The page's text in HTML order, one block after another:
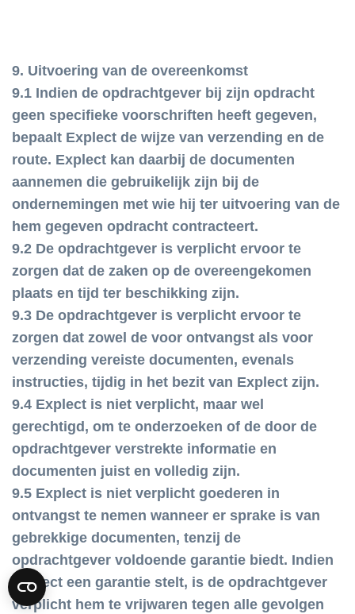
9. Uitvoering van de overeenkomst
9.1 Indien de opdrachtgever bij zijn opdracht
geen specifieke voorschriften heeft gegeven,
bepaalt Explect de wijze van verzending en de
route. Explect kan daarbij de documenten
aannemen die gebruikelijk zijn bij de
ondernemingen met wie hij ter uitvoering van de
hem gegeven opdracht contracteert.
9.2 De opdrachtgever is verplicht ervoor te
zorgen dat de zaken op de overeengekomen
plaats en tijd ter beschikking zijn.
9.3 De opdrachtgever is verplicht ervoor te
zorgen dat zowel de voor ontvangst als voor
verzending vereiste documenten, evenals
instructies, tijdig in het bezit van Explect zijn.
9.4 Explect is niet verplicht, maar wel
gerechtigd, om te onderzoeken of de door de
opdrachtgever verstrekte informatie en
documenten juist en volledig zijn.
9.5 Explect is niet verplicht goederen in
ontvangst te nemen wanneer er sprake is van
gebrekkige documenten, tenzij de
opdrachtgever voldoende garantie biedt. Indien
Explect een garantie stelt, is de opdrachtgever
verplicht hem te vrijwaren tegen alle gevolgen